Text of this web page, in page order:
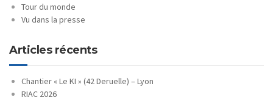
Tour du monde
Vu dans la presse
Articles récents
Chantier « Le KI » (42 Deruelle) – Lyon
RIAC 2026